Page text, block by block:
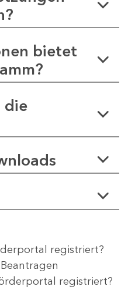
bietet
die
registriert?
registriert?